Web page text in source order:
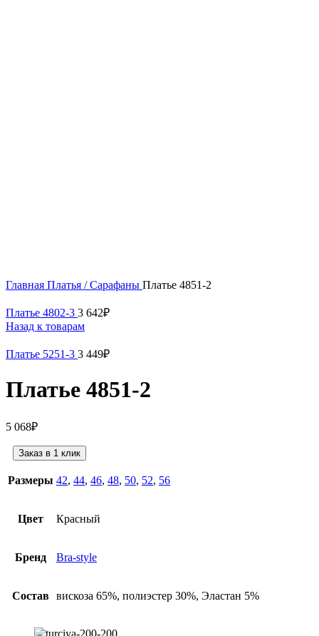
Главная Платья / Сарафаны Платье 4851-2
Платье 4802-3 3 642₽
Назад к товарам
Платье 5251-3 3 449₽
Платье 4851-2
5 068₽
Заказ в 1 клик
Размеры 42, 44, 46, 48, 50, 52, 56
Цвет Красный
Бренд Bra-style
Состав вискоза 65%, полиэстер 30%, Эластан 5%